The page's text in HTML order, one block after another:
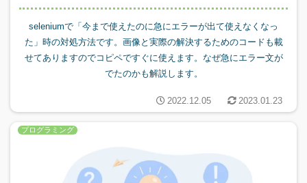
seleniumで「今まで使えたのに急にエラーが出て使えなくなっ
た」時の対処方法です。画像と実際の解決するためのコードも載
せてありますのでコピペですぐに使えます。なぜ急にエラー文が
でたのかも解説します。
2022.12.05 2023.01.23
プログラミング